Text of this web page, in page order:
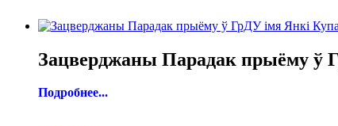
Зацверджаны Парадак прыёму ў
Подробнее...